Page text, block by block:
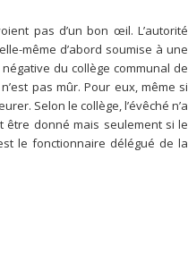
pas d’un bon œil. L’autorité
même d’abord soumise à une
du collège communal de
pas mûr. Pour eux, même si
Selon le collège, l’évêché n’a
être donné mais seulement si le
le fonctionnaire délégué de la